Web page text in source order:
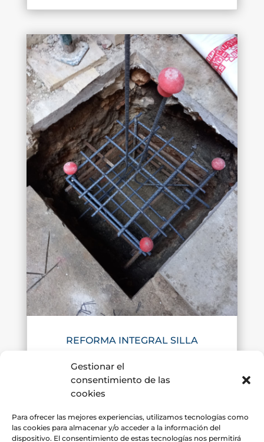
Gestionar el
consentimiento de las
cookies
Para ofrecer las mejores experiencias, utilizamos tecnologías como
las cookies para almacenar y/o acceder a la información del
dispositivo. El consentimiento de estas tecnologías nos permitirá
REFORMA INTEGRAL SILLA